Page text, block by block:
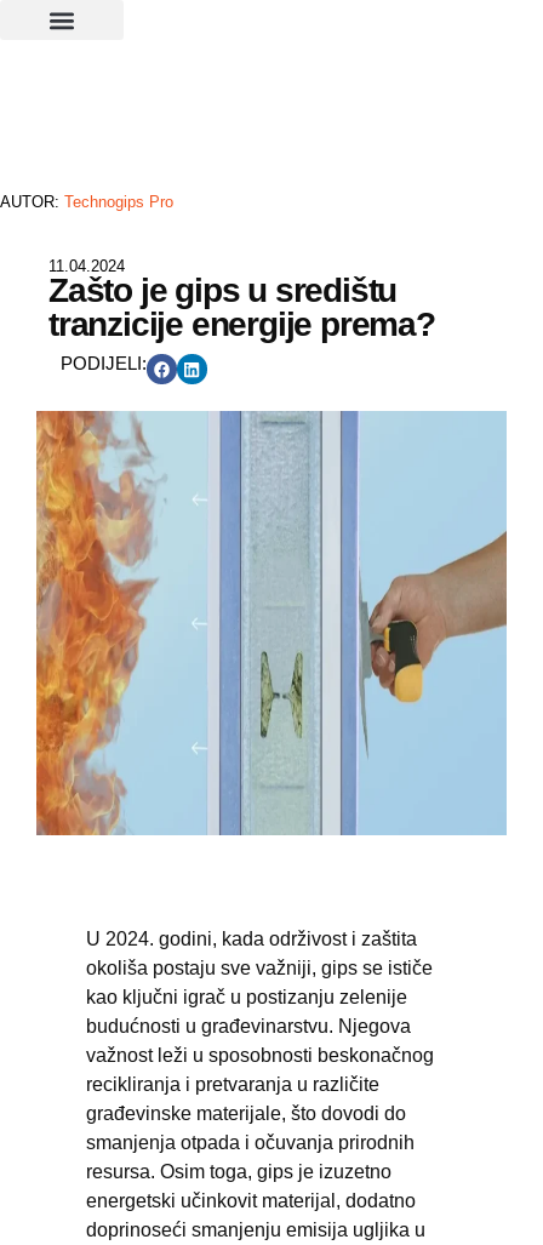
AUTOR: Technogips Pro
11.04.2024
Zašto je gips u središtu
tranzicije energije prema?
PODIJELI:
U 2024. godini, kada održivost i zaštita
okoliša postaju sve važniji, gips se ističe
kao ključni igrač u postizanju zelenije
budućnosti u građevinarstvu. Njegova
važnost leži u sposobnosti beskonačnog
recikliranja i pretvaranja u različite
građevinske materijale, što dovodi do
smanjenja otpada i očuvanja prirodnih
resursa. Osim toga, gips je izuzetno
energetski učinkovit materijal, dodatno
doprinoseći smanjenju emisija ugljika u